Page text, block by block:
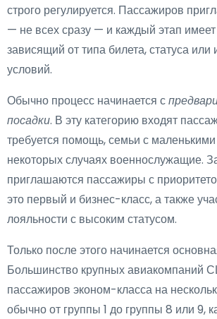
строго регулируется. Пассажиров
— не всех сразу — и каждый этап
зависящий от типа билета, статуса
условий.
Обычно процесс начинается с
посадки. В эту категорию входят
требуется помощь, семьи с
некоторых случаях военнослужащие.
приглашаются пассажиры с
это первый и бизнес-класс, а также
лояльности с высоким статусом.
Только после этого начинается
Большинство крупных авиакомпаний
пассажиров эконом-класса на
обычно от группы 1 до группы 8 или 9,